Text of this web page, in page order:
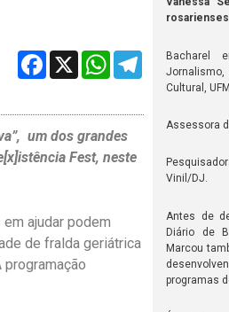
Facebook
X
um dos grandes
Fest, neste
ajudar podem
de fralda geriátrica
Bacharel
Jornalismo,
Cultural,
Assessora
Vinil/DJ.
Antes de
Diário de
Marcou
programas